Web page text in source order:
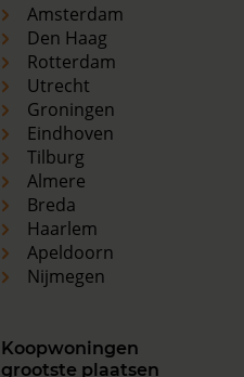
Amsterdam
Den Haag
Rotterdam
Utrecht
Groningen
Eindhoven
Tilburg
Almere
Breda
Haarlem
Apeldoorn
Nijmegen
Koopwoningen
grootste plaatsen